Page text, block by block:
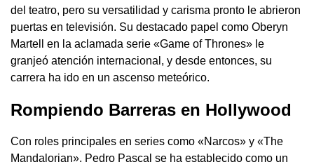
del teatro, pero su versatilidad y carisma pronto le abrieron
puertas en televisión. Su destacado papel como Oberyn
Martell en la aclamada serie «Game of Thrones» le
granjeó atención internacional, y desde entonces, su
carrera ha ido en un ascenso meteórico.
Rompiendo Barreras en Hollywood
Con roles principales en series como «Narcos» y «The
Mandalorian», Pedro Pascal se ha establecido como un